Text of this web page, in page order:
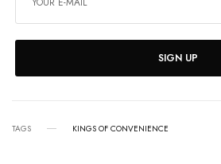
SIGN UP
TAGS KINGS OF CONVENIENCE